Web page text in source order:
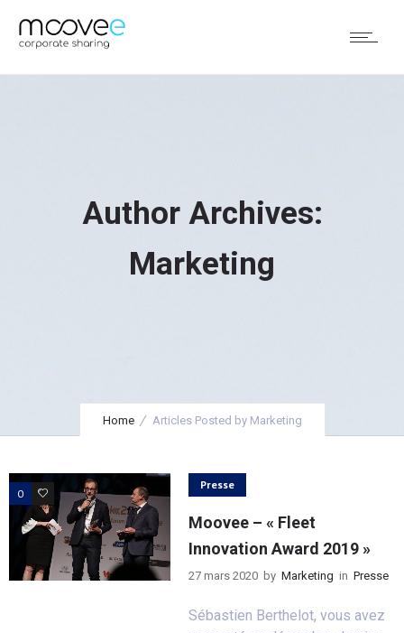
Author Archives:
Marketing
Home Articles Posted by Marketing
0 0
Presse
Moovee – « Fleet
Innovation Award 2019 »
27 mars 2020 by Marketing in Presse
Sébastien Berthelot, vous avez